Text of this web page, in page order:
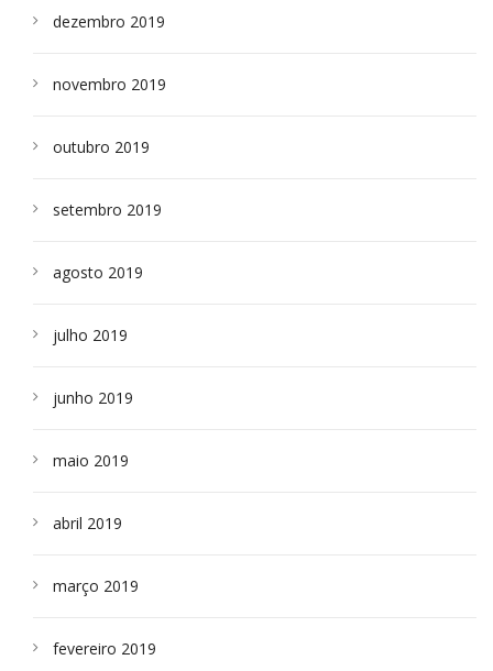
dezembro 2019
novembro 2019
outubro 2019
setembro 2019
agosto 2019
julho 2019
junho 2019
maio 2019
abril 2019
março 2019
fevereiro 2019